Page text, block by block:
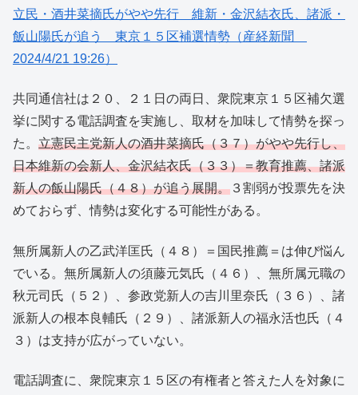
立民・酒井菜摘氏がやや先行 維新・金沢結衣氏、諸派・
飯山陽氏が追う 東京１５区補選情勢（産経新聞
2024/4/21 19:26）
共同通信社は２０、２１日の両日、衆院東京１５区補欠選
挙に関する電話調査を実施し、取材を加味して情勢を探っ
た。 立憲民主党新人の酒井菜摘氏（３７）がやや先行し、
日本維新の会新人、金沢結衣氏（３３）＝教育推薦、諸派
新人の飯山陽氏（４８）が追う展開。 ３割弱が投票先を決
めておらず、情勢は変化する可能性がある。
無所属新人の乙武洋匡氏（４８）＝国民推薦＝は伸び悩ん
でいる。無所属新人の須藤元気氏（４６）、無所属元職の
秋元司氏（５２）、参政党新人の吉川里奈氏（３６）、諸
派新人の根本良輔氏（２９）、諸派新人の福永活也氏（４
３）は支持が広がっていない。
電話調査に、衆院東京１５区の有権者と答えた人を対象に